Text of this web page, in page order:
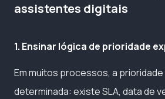
assistentes digitais
1. Ensinar lógica de prioridade
Em muitos processos, a prioridade
determinada: existe SLA, data de